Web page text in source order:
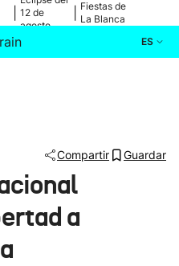
12 de
agosto
Fiestas de
La Blanca
ES
Compartir Guardar
a